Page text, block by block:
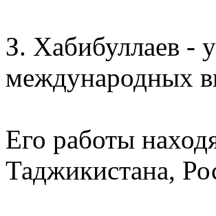
З. Хабибуллаев -
международных
Его работы
Таджикистана,